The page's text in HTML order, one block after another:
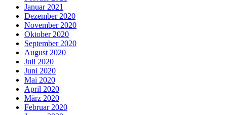
Januar 2021
Dezember 2020
November 2020
Oktober 2020
September 2020
August 2020
Juli 2020
Juni 2020
Mai 2020
April 2020
März 2020
Februar 2020